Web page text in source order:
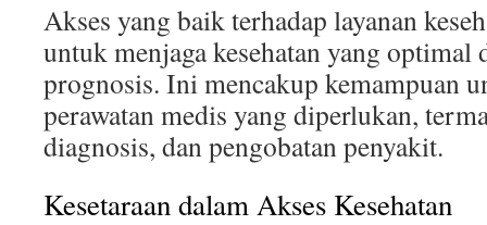
Akses yang baik terhadap layanan
untuk menjaga kesehatan yang optimal
prognosis. Ini mencakup kemampuan
perawatan medis yang diperlukan,
diagnosis, dan pengobatan penyakit.
Kesetaraan dalam Akses Kesehatan